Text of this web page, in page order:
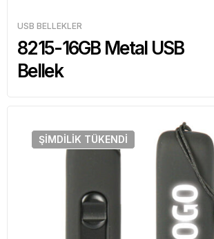
USB BELLEKLER
8215-16GB Metal USB
Bellek
ŞIMDILIK TÜKENDI